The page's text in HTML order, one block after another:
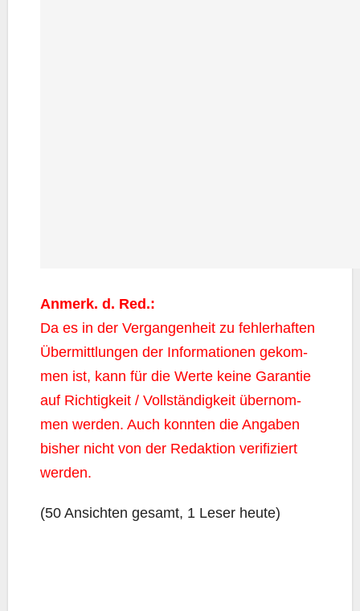
Anmerk. d. Red.:
Da es in der Ver­gan­gen­heit zu feh­ler­haf­ten
Über­mitt­lun­gen der Infor­ma­tio­nen gekom­
men ist, kann für die Wer­te kei­ne Garan­tie
auf Rich­tig­keit / Voll­stän­dig­keit über­nom­
men wer­den. Auch konn­ten die Anga­ben
bis­her nicht von der Redak­ti­on veri­fi­ziert
werden.
(50 Ansich­ten gesamt, 1 Leser heute)